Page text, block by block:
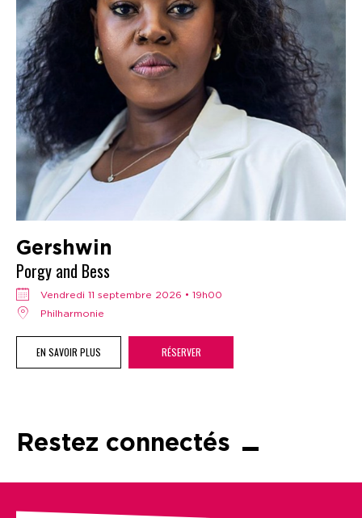
Gershwin
Porgy and Bess
vendredi 11 septembre 2026 • 19h00
Philharmonie
EN SAVOIR PLUS RÉSERVER
Restez connectés